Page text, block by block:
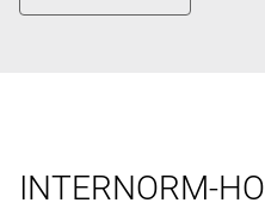
INTERNORM-